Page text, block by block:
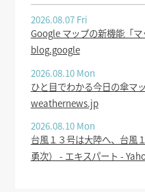
2026.08.07 Fri
Google マップの新機能「
blog.google
2026.08.10 Mon
ひと目でわかる今日の傘マ
weathernews.jp
2026.08.10 Mon
台風１３号は大陸へ、台風
勇次） - エキスパート -